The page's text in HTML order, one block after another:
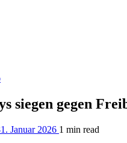
siegen gegen
Januar 2026 1 min read